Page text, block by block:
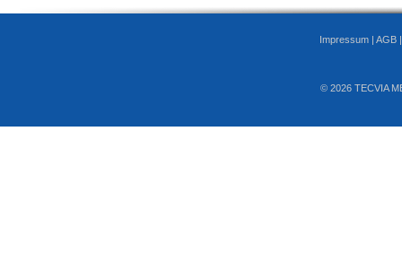
Impressum | AGB
© 2026 TECVIA